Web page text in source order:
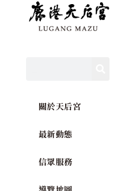
關於天后宮
最新動態
信眾服務